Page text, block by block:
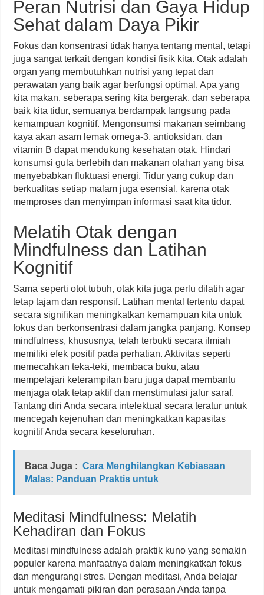
Peran Nutrisi dan Gaya Hidup
Sehat dalam Daya Pikir
Fokus dan konsentrasi tidak hanya tentang mental, tetapi
juga sangat terkait dengan kondisi fisik kita. Otak adalah
organ yang membutuhkan nutrisi yang tepat dan
perawatan yang baik agar berfungsi optimal. Apa yang
kita makan, seberapa sering kita bergerak, dan seberapa
baik kita tidur, semuanya berdampak langsung pada
kemampuan kognitif. Mengonsumsi makanan seimbang
kaya akan asam lemak omega-3, antioksidan, dan
vitamin B dapat mendukung kesehatan otak. Hindari
konsumsi gula berlebih dan makanan olahan yang bisa
menyebabkan fluktuasi energi. Tidur yang cukup dan
berkualitas setiap malam juga esensial, karena otak
memproses dan menyimpan informasi saat kita tidur.
Melatih Otak dengan
Mindfulness dan Latihan
Kognitif
Sama seperti otot tubuh, otak kita juga perlu dilatih agar
tetap tajam dan responsif. Latihan mental tertentu dapat
secara signifikan meningkatkan kemampuan kita untuk
fokus dan berkonsentrasi dalam jangka panjang. Konsep
mindfulness, khususnya, telah terbukti secara ilmiah
memiliki efek positif pada perhatian. Aktivitas seperti
memecahkan teka-teki, membaca buku, atau
mempelajari keterampilan baru juga dapat membantu
menjaga otak tetap aktif dan menstimulasi jalur saraf.
Tantang diri Anda secara intelektual secara teratur untuk
mencegah kejenuhan dan meningkatkan kapasitas
kognitif Anda secara keseluruhan.
Baca Juga : Cara Menghilangkan Kebiasaan
Malas: Panduan Praktis untuk
Meditasi Mindfulness: Melatih
Kehadiran dan Fokus
Meditasi mindfulness adalah praktik kuno yang semakin
populer karena manfaatnya dalam meningkatkan fokus
dan mengurangi stres. Dengan meditasi, Anda belajar
untuk mengamati pikiran dan perasaan Anda tanpa